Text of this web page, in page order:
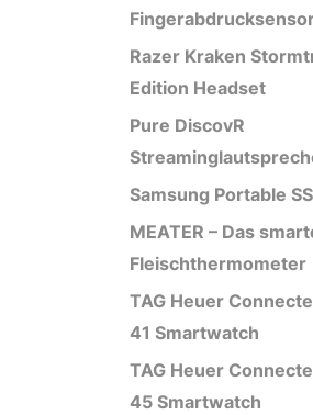
Razer Kraken
Edition Headset
Pure DiscovR
Samsung Portable
MEATER – Das
Fleischthermometer
TAG Heuer
41 Smartwatch
TAG Heuer
45 Smartwatch